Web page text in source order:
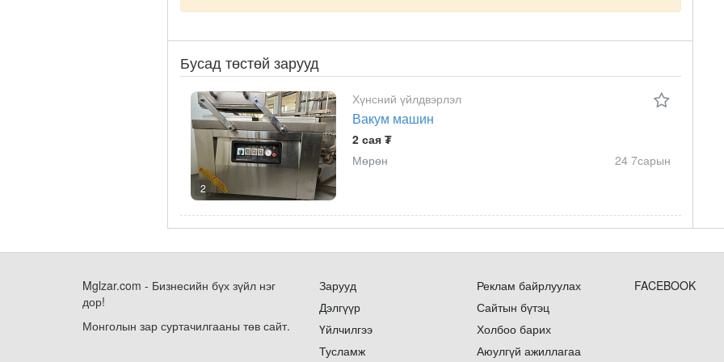
Бусад төстөй зарууд
2
Хүнсний үйлдвэрлэл
Вакум машин
2 сая ₮
Мөрөн
24 7сарын
Mglzar.com - Бизнесийн бүх зүйл нэг
дор!
Монголын зар суртачилгааны төв сайт.
Зарууд
Дэлгүүр
Үйлчилгээ
Тусламж
Реклам байрлуулах
Сайтын бүтэц
Холбоо барих
Аюулгүй ажиллагаа
FACEBOOK